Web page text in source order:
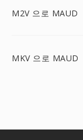
M2V 으로 MAUD
MKV 으로 MAUD